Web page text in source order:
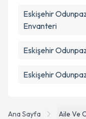
Ana Sayfa Aile Ve
Eskişehir
Envanteri
Eskişehir
Eskişehir